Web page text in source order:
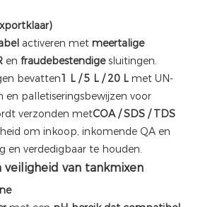
activeren met meertalige
en fraudebestendigesluitingen.
bevatten1 L / 5 L / 20 L met UN-
en palletiseringsbewijzen voor
verzonden metCOA / SDS / TDS
om inkoop, inkomende QA en
en verdedigbaar te houden.
van tankmixen